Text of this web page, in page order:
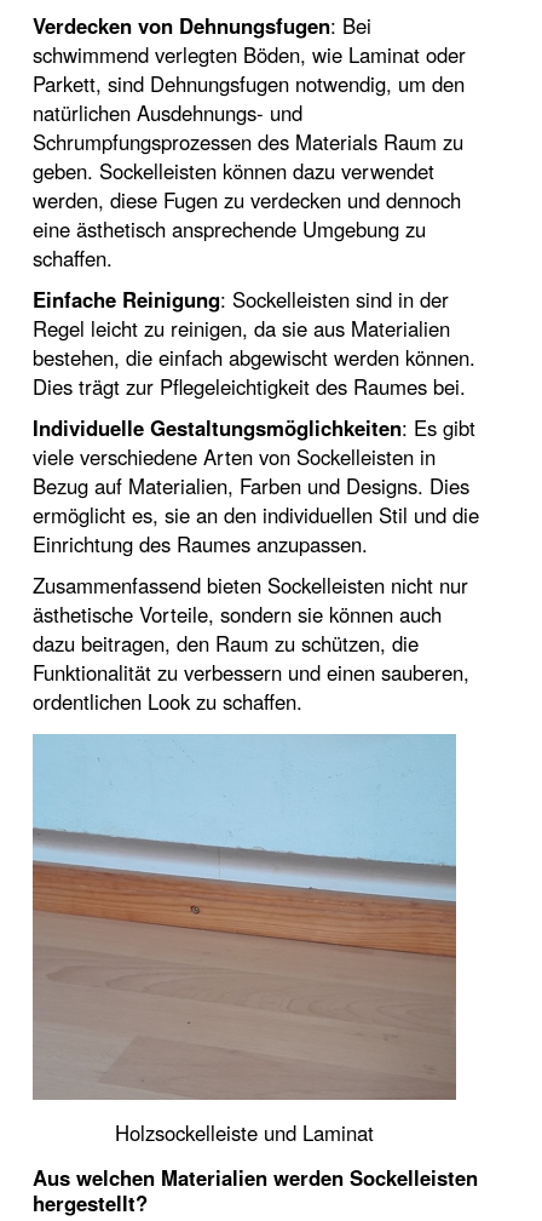
Verdecken von Dehnungsfugen: Bei
schwimmend verlegten Böden, wie Laminat oder
Parkett, sind Dehnungsfugen notwendig, um den
natürlichen Ausdehnungs- und
Schrumpfungsprozessen des Materials Raum zu
geben. Sockelleisten können dazu verwendet
werden, diese Fugen zu verdecken und dennoch
eine ästhetisch ansprechende Umgebung zu
schaffen.
Einfache Reinigung: Sockelleisten sind in der
Regel leicht zu reinigen, da sie aus Materialien
bestehen, die einfach abgewischt werden können.
Dies trägt zur Pflegeleichtigkeit des Raumes bei.
Individuelle Gestaltungsmöglichkeiten: Es gibt
viele verschiedene Arten von Sockelleisten in
Bezug auf Materialien, Farben und Designs. Dies
ermöglicht es, sie an den individuellen Stil und die
Einrichtung des Raumes anzupassen.
Zusammenfassend bieten Sockelleisten nicht nur
ästhetische Vorteile, sondern sie können auch
dazu beitragen, den Raum zu schützen, die
Funktionalität zu verbessern und einen sauberen,
ordentlichen Look zu schaffen.
Holzsockelleiste und Laminat
Aus welchen Materialien werden Sockelleisten
hergestellt?